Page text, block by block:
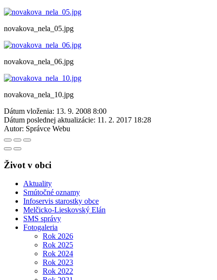
novakova_nela_05.jpg
novakova_nela_06.jpg
novakova_nela_10.jpg
Dátum vloženia: 13. 9. 2008 8:00
Dátum poslednej aktualizácie: 11. 2. 2017 18:28
Autor: Správce Webu
Život v obci
Aktuality
Smútočné oznamy
Infoservis starostky obce
Melčicko-Lieskovský Elán
SMS správy
Fotogaleria
Rok 2026
Rok 2025
Rok 2024
Rok 2023
Rok 2022